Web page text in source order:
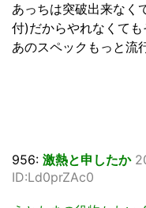
あっちは突破出来なく
付)だからやれなくて
あのスペックもっと流
956: 激熱と申したか
ID:Ld0prZAc0